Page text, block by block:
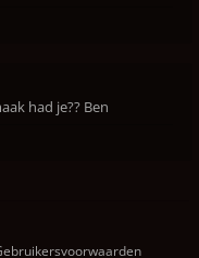
had je?? Ben